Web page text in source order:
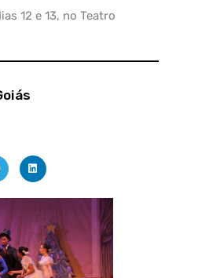
12 e 13, no Teatro